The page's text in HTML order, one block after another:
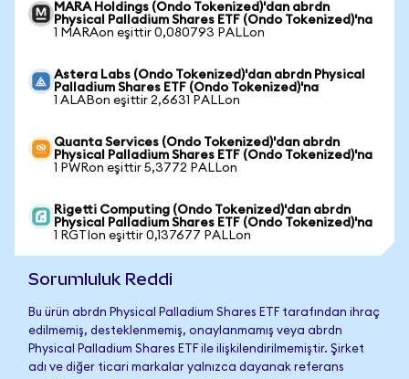
MARA Holdings (Ondo Tokenized)'dan abrdn
Physical Palladium Shares ETF (Ondo Tokenized)'na
1 MARAon eşittir 0,080793 PALLon
Astera Labs (Ondo Tokenized)'dan abrdn Physical
Palladium Shares ETF (Ondo Tokenized)'na
1 ALABon eşittir 2,6631 PALLon
Quanta Services (Ondo Tokenized)'dan abrdn
Physical Palladium Shares ETF (Ondo Tokenized)'na
1 PWRon eşittir 5,3772 PALLon
Rigetti Computing (Ondo Tokenized)'dan abrdn
Physical Palladium Shares ETF (Ondo Tokenized)'na
1 RGTIon eşittir 0,137677 PALLon
Sorumluluk Reddi
Bu ürün abrdn Physical Palladium Shares ETF tarafından ihraç
edilmemiş, desteklenmemiş, onaylanmamış veya abrdn
Physical Palladium Shares ETF ile ilişkilendirilmemiştir. Şirket
adı ve diğer ticari markalar yalnızca dayanak referans